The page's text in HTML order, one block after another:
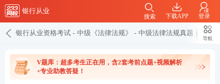
银行从业
下载APP 登录
搜索
银行从业资格考试 - 中级《法律法规》 - 中级法律法规真题
导航
V题库：超多考生正在用，含2套考前点题+视频解析
+专业助教答疑！